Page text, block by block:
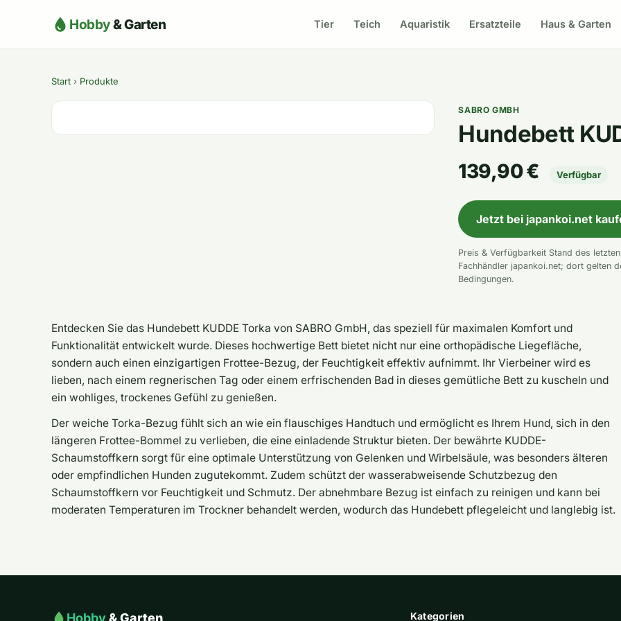
Hobby& Garten Tier Teich Aquaristik Ersatzteile Haus & Garten
Start › Produkte
SABRO GMBH
Hundebett
139,90 € Verfügbar
Jetzt bei japankoi.net
Preis & Verfügbarkeit Stand des
Fachhändler japankoi.net; dort gelten
Bedingungen.
Entdecken Sie das Hundebett KUDDE Torka von SABRO GmbH, das speziell für maximalen Komfort und
Funktionalität entwickelt wurde. Dieses hochwertige Bett bietet nicht nur eine orthopädische Liegefläche,
sondern auch einen einzigartigen Frottee-Bezug, der Feuchtigkeit effektiv aufnimmt. Ihr Vierbeiner wird es
lieben, nach einem regnerischen Tag oder einem erfrischenden Bad in dieses gemütliche Bett zu kuscheln und
ein wohliges, trockenes Gefühl zu genießen.
Der weiche Torka-Bezug fühlt sich an wie ein flauschiges Handtuch und ermöglicht es Ihrem Hund, sich in den
längeren Frottee-Bommel zu verlieben, die eine einladende Struktur bieten. Der bewährte KUDDE-
Schaumstoffkern sorgt für eine optimale Unterstützung von Gelenken und Wirbelsäule, was besonders älteren
oder empfindlichen Hunden zugutekommt. Zudem schützt der wasserabweisende Schutzbezug den
Schaumstoffkern vor Feuchtigkeit und Schmutz. Der abnehmbare Bezug ist einfach zu reinigen und kann bei
moderaten Temperaturen im Trockner behandelt werden, wodurch das Hundebett pflegeleicht und langlebig ist.
Hobby& Garten Kategorien